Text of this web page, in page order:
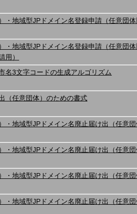
・地域型JPドメイン名登録申請（任意団
・地域型JPドメイン名登録申請（任意団
用）
名3文字コードの生成アルゴリズム
（任意団体）のための書式
・地域型JPドメイン名廃止届け出（任意
・地域型JPドメイン名廃止届け出（任意
・地域型JPドメイン名廃止届け出（任意
・地域型JPドメイン名廃止届け出（任意